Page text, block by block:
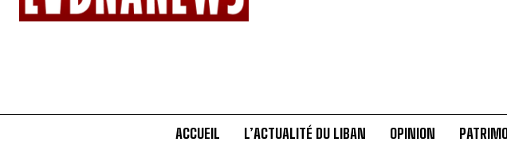
ACCUEIL L’ACTUALITÉ DU LIBAN OPINION